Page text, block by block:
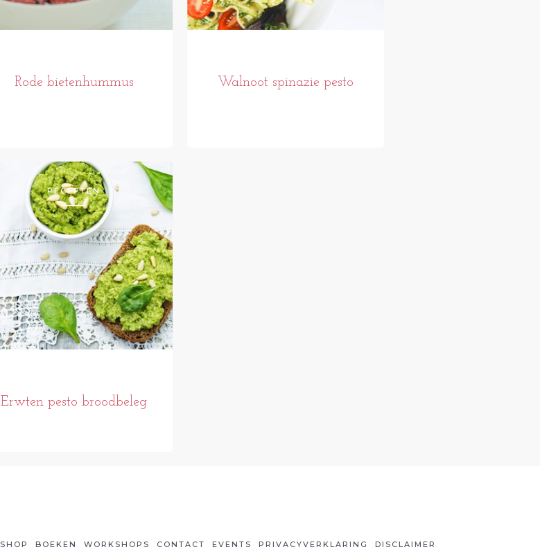
Rode bietenhummus Walnoot spinazie pesto
RECEPTEN
Erwten pesto broodbeleg
SHOP BOEKEN WORKSHOPS CONTACT EVENTS PRIVACYVERKLARING DISCLAIMER